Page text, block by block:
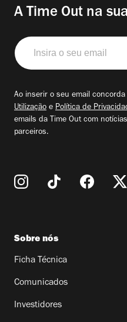
A Time Out na
Insira
o
seu
Ao inserir o seu email
Utilização e Política de
emails da Time Out com
parceiros.
Sobre nós
Ficha Técnica
Comunicados
Investidores